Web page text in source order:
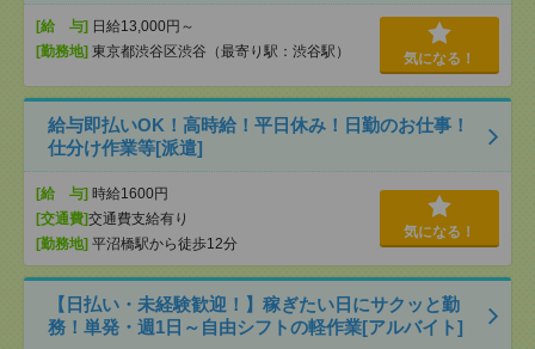
[給 与] 日給13,000円～
[勤務地] 東京都渋谷区渋谷（最寄り駅：渋谷駅） 気になる！
給与即払いOK！高時給！平日休み！日勤のお仕事！
仕分け作業等[派遣]
[給 与] 時給1600円
[交通費]交通費支給有り
[勤務地] 平沼橋駅から徒歩12分
気になる！
【日払い・未経験歓迎！】稼ぎたい日にサクッと勤
務！単発・週1日～自由シフトの軽作業[アルバイト]